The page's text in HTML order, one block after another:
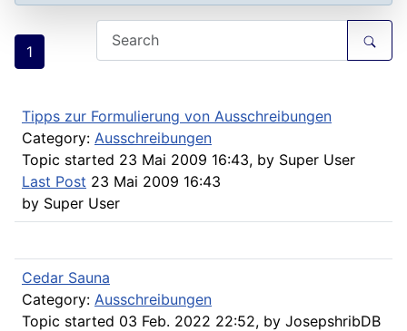
1
Tipps zur Formulierung von Ausschreibungen
Category: Ausschreibungen
Topic started 23 Mai 2009 16:43, by Super User
Last Post 23 Mai 2009 16:43
by Super User
Cedar Sauna
Category: Ausschreibungen
Topic started 03 Feb. 2022 22:52, by JosepshribDB